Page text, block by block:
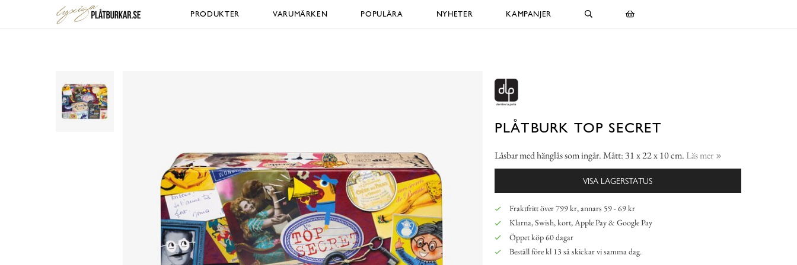
PRODUKTER VARUMÄRKEN POPULÄRA NYHETER KAMPANJER
PLÅTBURK TOP SECRET
Låsbar med hänglås som ingår. Mått: 31 x 22 x 10 cm. Läs mer
VISA LAGERSTATUS
Fraktfritt över 799 kr, annars 59 - 69 kr
Klarna, Swish, kort, Apple Pay & Google Pay
Öppet köp 60 dagar
Beställ före kl 13 så skickar vi samma dag.